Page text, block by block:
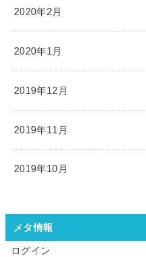
2020年2月
2020年1月
2019年12月
2019年11月
2019年10月
メタ情報
ログイン